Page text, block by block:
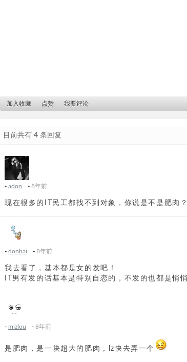
加入收藏 点赞 我要评论
目前共有 4 条回复
- adon - 8年前
现在很多的IT民工都找不到对象，你说是不是肥肉
- donbai - 8年前
我去看了，基本都是女的发吧！
IT男有发的话基本是特别自恋的，不发的也都是悄
- mizlou - 8年前
是肥肉，是一块超大的肥肉，lz快去弄一个